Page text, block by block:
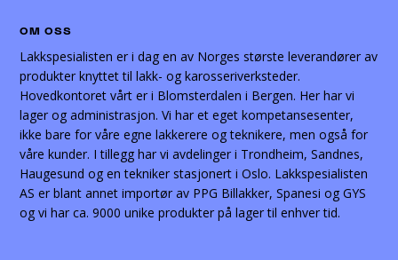
produktsiden
OM OSS
Lakkspesialisten er i dag en av Norges største leverandører av
produkter knyttet til lakk- og karosseriverksteder.
Hovedkontoret vårt er i Blomsterdalen i Bergen. Her har vi
lager og administrasjon. Vi har et eget kompetansesenter,
ikke bare for våre egne lakkerere og teknikere, men også for
våre kunder. I tillegg har vi avdelinger i Trondheim, Sandnes,
Haugesund og en tekniker stasjonert i Oslo. Lakkspesialisten
AS er blant annet importør av PPG Billakker, Spanesi og GYS
og vi har ca. 9000 unike produkter på lager til enhver tid.